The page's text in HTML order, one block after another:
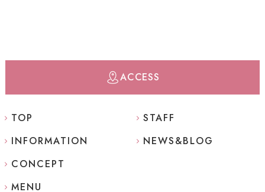
ACCESS
TOP
INFORMATION
CONCEPT
STAFF
NEWS&BLOG
MENU